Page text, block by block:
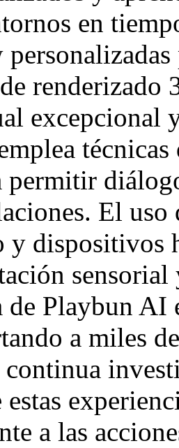
en
renderizado
excepcional
permitir
El uso
dispositivos
Playbun AI
a miles
a las